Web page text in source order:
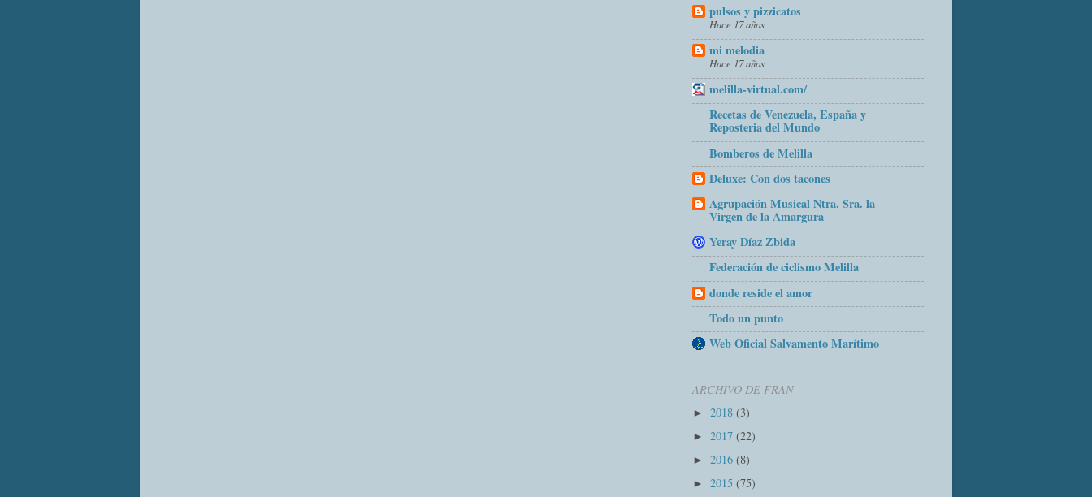
pulsos y pizzicatos
Hace 17 años
mi melodia
Hace 17 años
melilla-virtual.com/
Recetas de Venezuela, España y
Reposteria del Mundo
Bomberos de Melilla
Deluxe: Con dos tacones
Agrupación Musical Ntra. Sra. la
Virgen de la Amargura
Yeray Díaz Zbida
Federación de ciclismo Melilla
donde reside el amor
Todo un punto
Web Oficial Salvamento Marítimo
ARCHIVO DE FRAN
► 2018 (3)
► 2017 (22)
► 2016 (8)
► 2015 (75)